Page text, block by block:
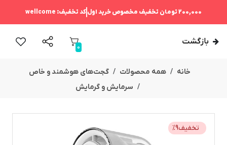
200,000 تومان تخفیف مخصوص خرید اولکد تخفیف: wellcome
بازگشت
0
خانه همه محصولات
گجت‌های هوشمند و خاص
سرمایش و گرمایش
تخفیف %9